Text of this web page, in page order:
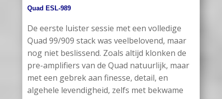
Quad ESL-989
De eerste luister sessie met een volledige
Quad 99/909 stack was veelbelovend, maar
nog niet beslissend. Zoals altijd klonken de
pre-amplifiers van de Quad natuurlijk, maar
met een gebrek aan finesse, detail, en
algehele levendigheid, zelfs met bekwame